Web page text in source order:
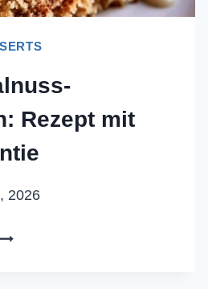
Rezept mit
2026
SAFTIGER